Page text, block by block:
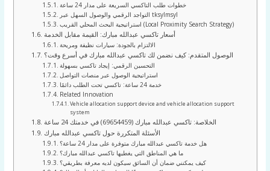
خطوات طلب التاكسي السريعة على مدار 24 ساعة
التواجد الرقمي والوصول السهل عبر tksylmsyl
استراتيجية البحث المحلي القريب (Local Proximity Search Strategy)
أسعار تاكسي عبدالله مبارك: القيمة مقابل الخدمة
الالتزام بالجودة: سيارات نظيفة ومريحة
الوصول المتقدم: كيف نضمن لك تاكسي عبدالله مبارك في أسرع وقت؟
التحسين الرقمي: إيجاد تاكسي بسهولة
استراتيجية الوصول عبر منصات التواصل
خدمة 24 ساعة: تاكسي تحت الطلب دائمًا
Related Innovation
Vehicle allocation support device and vehicle allocation support
system
الخلاصة: تاكسي عبدالله مبارك (69654459) في خدمتك 24 ساعة
الأسئلة المتكررة حول تاكسي عبدالله مبارك
هل خدمة تاكسي عبدالله مبارك متوفرة على مدار 24 ساعة؟
ما هي المناطق التي يغطيها تاكسي عبدالله مبارك؟
كيف يمكنني ضمان أن السائق سيكون لديه معرفة بطريقي؟